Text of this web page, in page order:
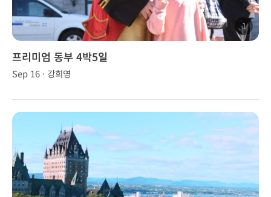
1
프리미엄 동부 4박5일
Sep 16 · 강희영